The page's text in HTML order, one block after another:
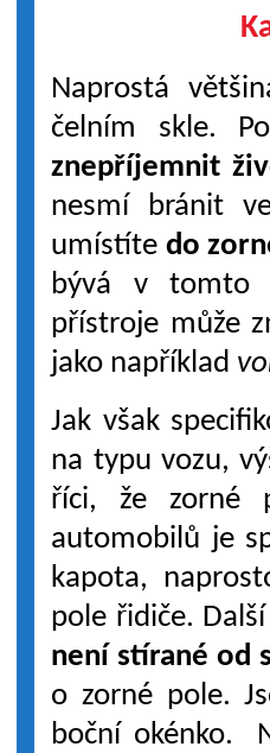
Naprostá
čelním skle.
znepříjemnit
nesmí bránit
umístíte do
bývá v tomto
přístroje může
jako například
Jak však
na typu vozu,
říci, že zorné
automobilů je
kapota,
pole řidiče.
není stírané od
o zorné pole.
boční okénko.